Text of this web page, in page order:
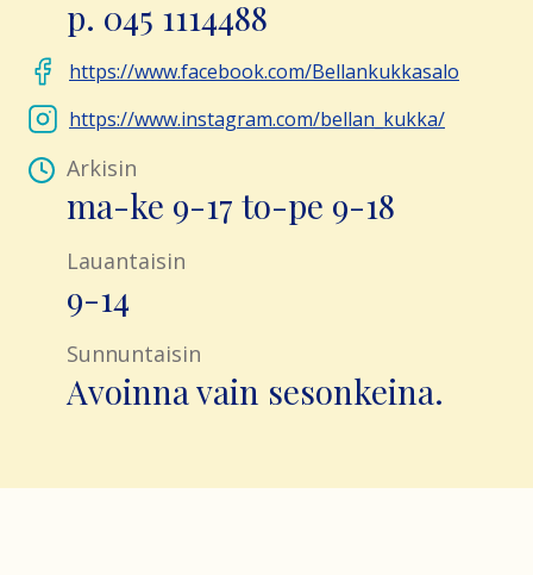
Arkisin
ma-ke 9-17 to-pe 9-18
Lauantaisin
9-14
Sunnuntaisin
Avoinna vain sesonkeina.
https://www.facebook.com/Bellankukkasalo
https://www.instagram.com/bellan_kukka/